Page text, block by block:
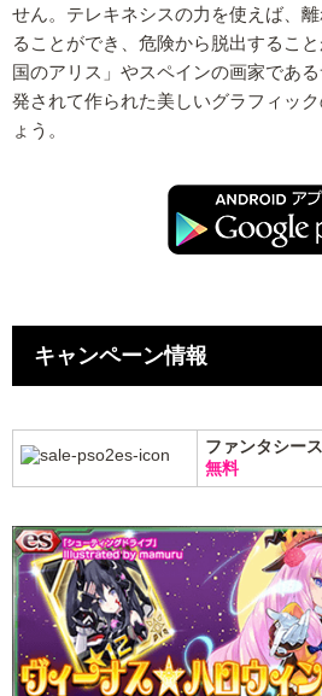
せん。テレキネシスの力を使えば、
ることができ、危険から脱出するこ
国のアリス」やスペインの画家であ
発されて作られた美しいグラフィッ
ょう。
キャンペーン情報
ファンタシー
無料